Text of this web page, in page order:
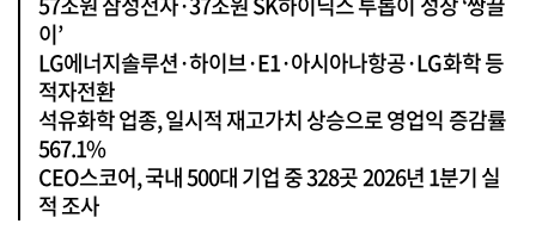
이’
LG에너지솔루션·하이브·E1·아시아나항공·LG화학 등
적자전환
석유화학 업종, 일시적 재고가치 상승으로 영업익 증감률
567.1%
CEO스코어, 국내 500대 기업 중 328곳 2026년 1분기 실
적 조사